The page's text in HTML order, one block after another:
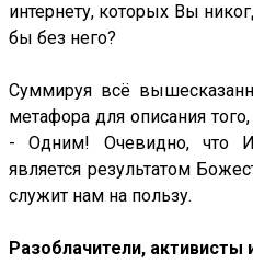
интернету, которых Вы
бы без него?
Суммируя всё
метафора для описания
- Одним! Очевидно, что
является результатом
служит нам на пользу.
Разоблачители, активисты